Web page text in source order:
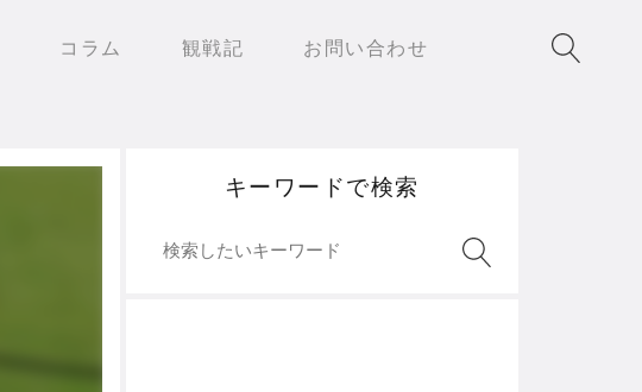
コラム 観戦記 お問い合わせ
キーワードで検索